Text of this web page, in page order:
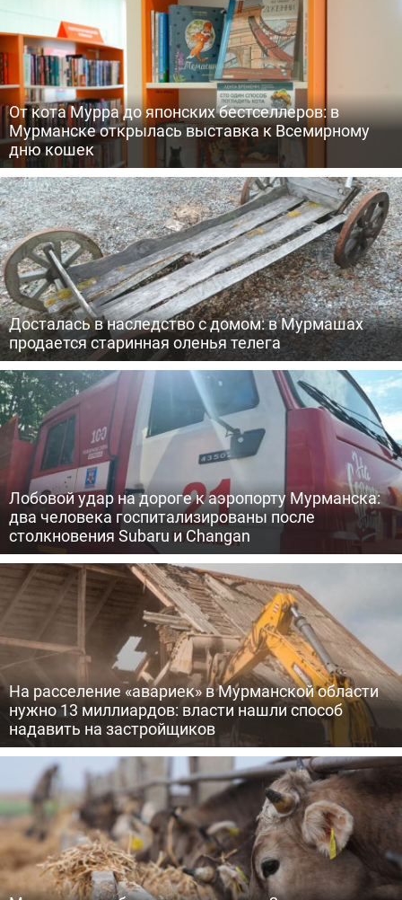
От кота Мурра до японских бестселлеров: в
Мурманске открылась выставка к Всемирному
дню кошек
Досталась в наследство с домом: в Мурмашах
продается старинная оленья телега
Лобовой удар на дороге к аэропорту Мурманска:
два человека госпитализированы после
столкновения Subaru и Changan
На расселение «авариек» в Мурманской области
нужно 13 миллиардов: власти нашли способ
надавить на застройщиков